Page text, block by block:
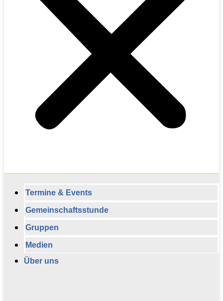
Termine & Events
Gemeinschaftsstunde
Gruppen
Medien
Über uns